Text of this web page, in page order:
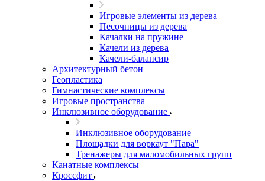
Игровые элементы из дерева
Песочницы из дерева
Качалки на пружине
Качели из дерева
Качели-балансир
Архитектурный бетон
Геопластика
Гимнастические комплексы
Игровые пространства
Инклюзивное оборудование
Инклюзивное оборудование
Площадки для воркаут "Пара"
Тренажеры для маломобильных групп
Канатные комплексы
Кроссфит